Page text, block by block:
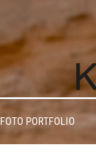
FOTO PORTFOLIO